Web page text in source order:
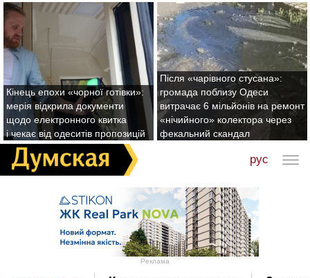
Кінець епохи «чорної готівки»:
мерія відкрила документи
щодо електронного квитка
і чекає від одеситів пропозицій
Після «чарівного стусана»:
громада поблизу Одеси
витрачає 6 мільйонів на ремонт
«нічийного» колектора через
фекальний скандал
рус
Реклама